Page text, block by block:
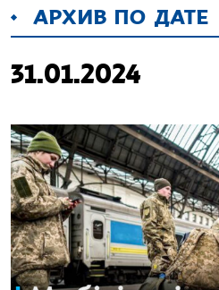
АРХИВ ПО ДАТЕ
31.01.2024